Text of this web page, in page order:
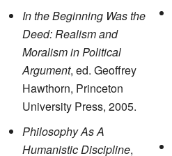
In the Beginning Was the
Deed: Realism and
Moralism in Political
Argument, ed. Geoffrey
Hawthorn, Princeton
University Press, 2005.
Philosophy As A
Humanistic Discipline,